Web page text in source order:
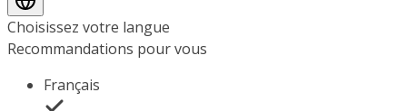
Choisissez votre langue
Recommandations pour vous
Français